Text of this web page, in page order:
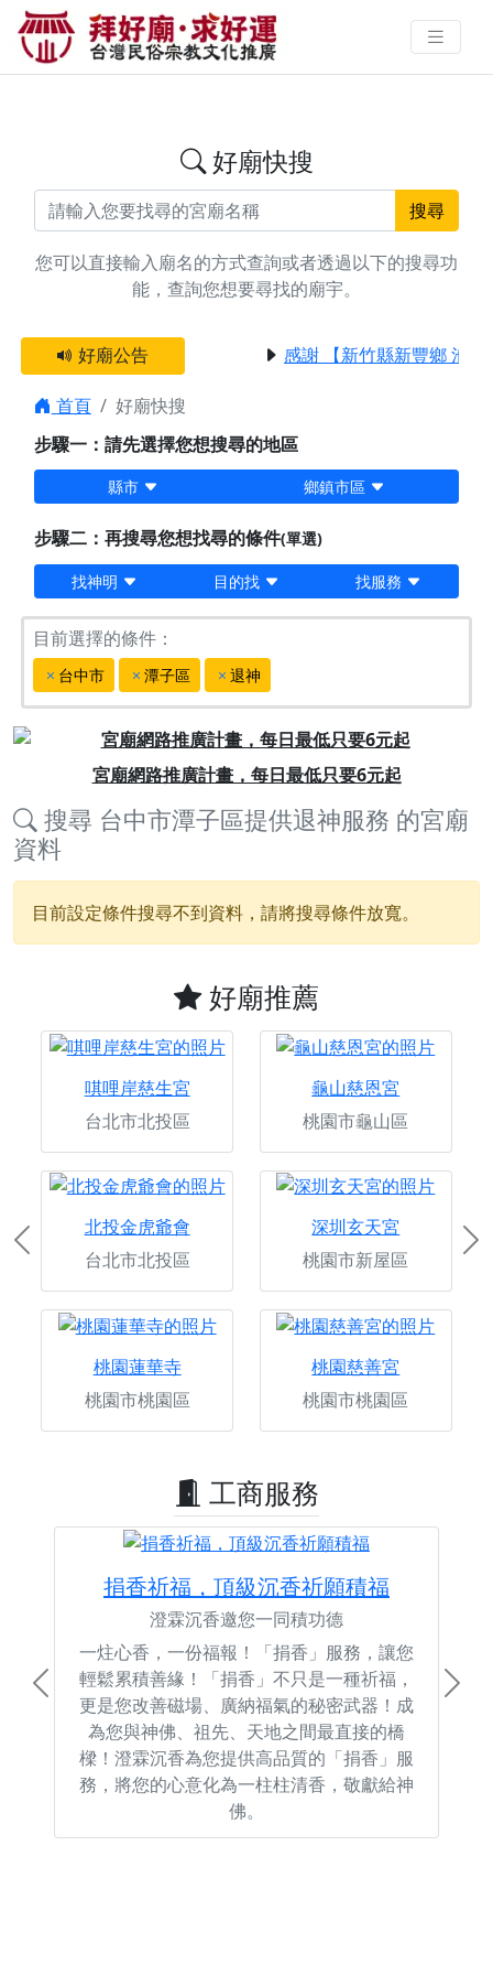
搜尋台中市潭子區退神廟宇資料 |
拜好廟求好運 找到與您有緣的信仰
好廟快搜
搜尋
您可以直接輸入廟名的方式查詢或者透過以下的搜尋功
能，查詢您想要尋找的廟宇。
好廟公告 感謝 【新竹縣新豐鄉 池
首頁
好廟快搜
步驟一：請先選擇您想搜尋的地區
縣市 鄉鎮市區
步驟二：再搜尋您想找尋的條件(單選)
找神明 目的找 找服務
目前選擇的條件：
台中市 潭子區 退神
宮廟網路推廣計畫，每日最低只要6元起
Previous
搜尋 台中市潭子區提供退神服務 的宮廟
資料
目前設定條件搜尋不到資料，請將搜尋條件放寬。
好廟推薦
唭哩岸慈生宮
台北市北投區
龜山慈恩宮
桃園市龜山區
北投金虎爺會
台北市北投區
深圳玄天宮
桃園市新屋區
桃園蓮華寺
桃園市桃園區
桃園慈善宮
桃園市桃園區
Previous
工商服務
捐香祈福，頂級沉香祈願積福
澄霖沉香邀您一同積功德
一炷心香，一份福報！「捐香」服務，讓您
輕鬆累積善緣！「捐香」不只是一種祈福，
更是您改善磁場、廣納福氣的秘密武器！成
為您與神佛、祖先、天地之間最直接的橋
樑！澄霖沉香為您提供高品質的「捐香」服
務，將您的心意化為一柱柱清香，敬獻給神
佛。
Previous Next